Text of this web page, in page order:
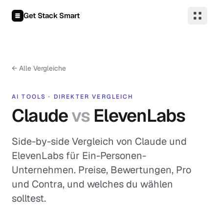
Get Stack Smart
← Alle Vergleiche
AI TOOLS · DIREKTER VERGLEICH
ClaudevsElevenLabs
Side-by-side Vergleich von Claude und
ElevenLabs für Ein-Personen-
Unternehmen. Preise, Bewertungen, Pro
und Contra, und welches du wählen
solltest.